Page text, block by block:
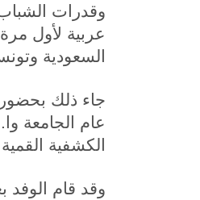
وقدرات
عربية لأول
السعودية
جاء ذلك
عام الجامعة
الكشفية
وقد قام